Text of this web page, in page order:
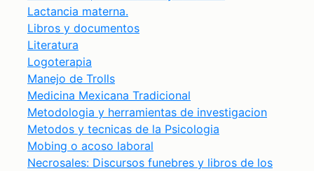
Lactancia materna.
Libros y documentos
Literatura
Logoterapia
Manejo de Trolls
Medicina Mexicana Tradicional
Metodologia y herramientas de investigacion
Metodos y tecnicas de la Psicologia
Mobing o acoso laboral
Necrosales: Discursos funebres y libros de los